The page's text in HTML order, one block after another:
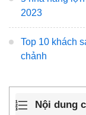
2023
Top 10 khách
chảnh
Nội dung